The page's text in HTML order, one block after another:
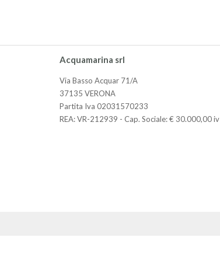
Acquamarina srl
Via Basso Acquar 71/A
37135 VERONA
Partita Iva 02031570233
REA: VR-212939 - Cap. Sociale: € 30.000,00 iv